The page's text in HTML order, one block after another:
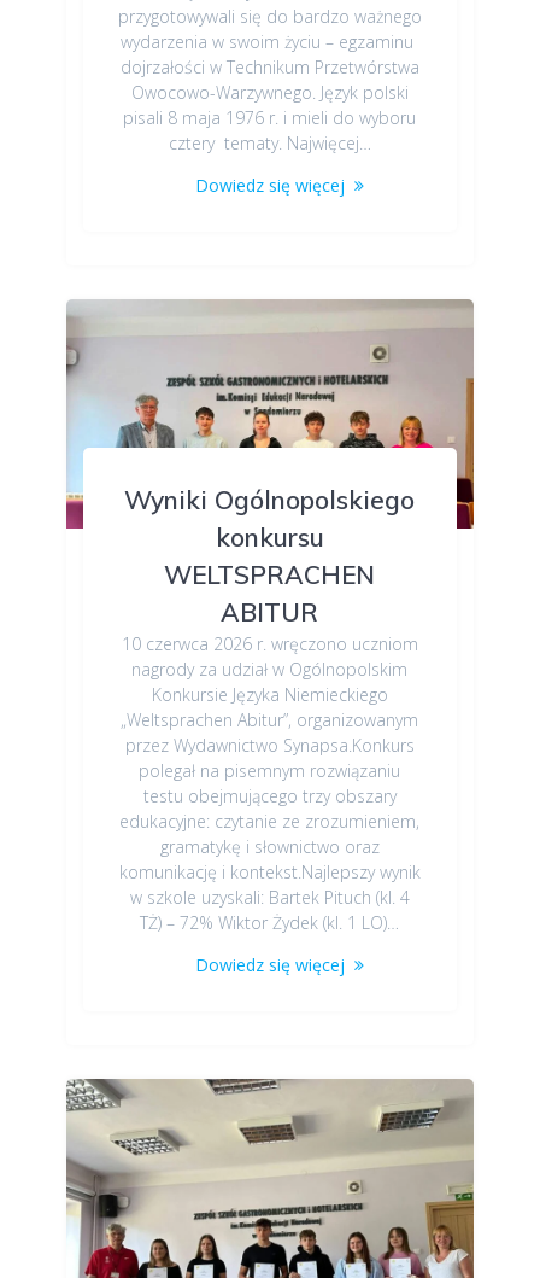
przygotowywali się do bardzo ważnego
wydarzenia w swoim życiu – egzaminu
dojrzałości w Technikum Przetwórstwa
Owocowo-Warzywnego. Język polski
pisali 8 maja 1976 r. i mieli do wyboru
cztery tematy. Najwięcej…
Dowiedz się więcej
Wyniki Ogólnopolskiego
konkursu
WELTSPRACHEN
ABITUR
10 czerwca 2026 r. wręczono uczniom
nagrody za udział w Ogólnopolskim
Konkursie Języka Niemieckiego
„Weltsprachen Abitur”, organizowanym
przez Wydawnictwo Synapsa.Konkurs
polegał na pisemnym rozwiązaniu
testu obejmującego trzy obszary
edukacyjne: czytanie ze zrozumieniem,
gramatykę i słownictwo oraz
komunikację i kontekst.Najlepszy wynik
w szkole uzyskali: Bartek Pituch (kl. 4
TŻ) – 72% Wiktor Żydek (kl. 1 LO)…
Dowiedz się więcej